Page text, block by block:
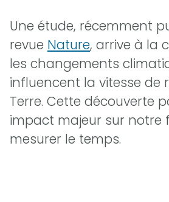
Une étude, récemment
revue Nature, arrive à la
les changements
influencent la vitesse de
Terre. Cette découverte
impact majeur sur notre
mesurer le temps.